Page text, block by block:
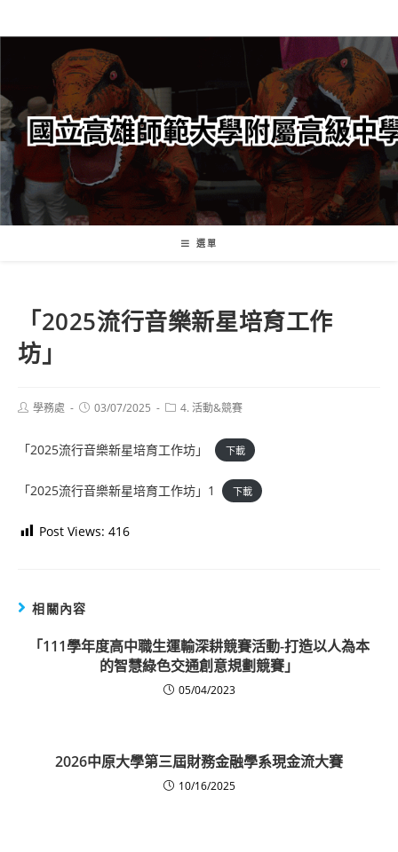
轉
要
內
容
選單
「2025流行音樂新星培育工作
坊」
Post學務處
Post03/07/2025
Post4. 活動&競賽
「2025流行音樂新星培育工作坊」 下載
「2025流行音樂新星培育工作坊」1 下載
Post Views: 416
相關內容
「111學年度高中職生運輸深耕競賽活動-打造以人為本
的智慧綠色交通創意規劃競賽」
05/04/2023
2026中原大學第三屆財務金融學系現金流大賽
10/16/2025